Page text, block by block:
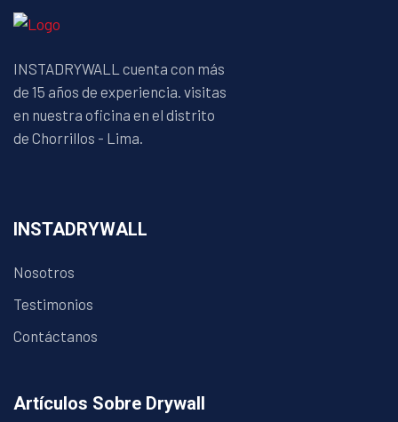
INSTADRYWALL cuenta con más
de 15 años de experiencia. visitas
en nuestra oficina en el distrito
de Chorrillos - Lima.
INSTADRYWALL
Nosotros
Testimonios
Contáctanos
Artículos Sobre Drywall